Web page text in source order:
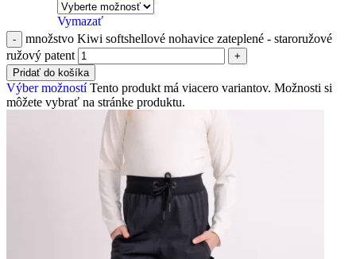
Vymazať
množstvo Kiwi softshellové nohavice zateplené - staroružové
ružový patent
Pridať do košíka
Výber možností Tento produkt má viacero variantov. Možnosti si
môžete vybrať na stránke produktu.